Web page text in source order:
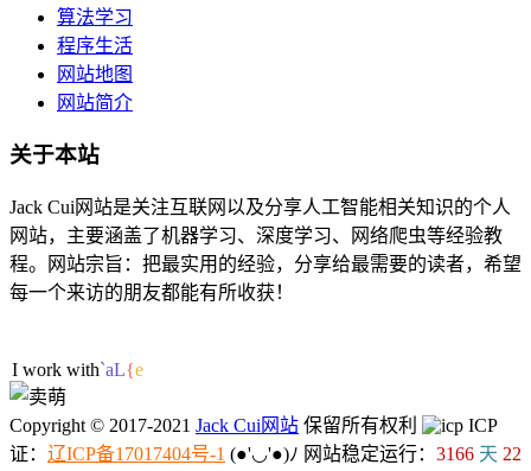
算法学习
程序生活
网站地图
网站简介
关于本站
Jack Cui网站是关注互联网以及分享人工智能相关知识的个人
网站，主要涵盖了机器学习、深度学习、网络爬虫等经验教
程。网站宗旨：把最实用的经验，分享给最需要的读者，希望
每一个来访的朋友都能有所收获！
I work with MLK
Copyright © 2017-2021 Jack Cui网站 保留所有权利
ICP
证： 辽ICP备17017404号-1 (●'◡'●)ﾉ 网站稳定运行： 3166 天 22